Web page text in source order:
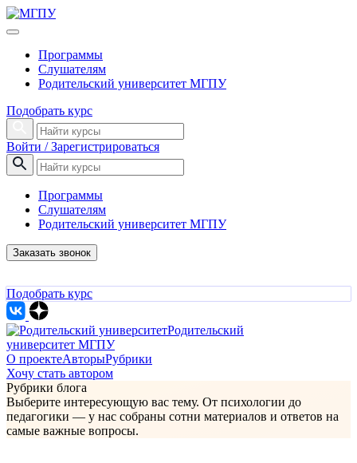
Программы
Слушателям
Родительский университет МГПУ
Подобрать курс
Войти / Зарегистрироваться
Программы
Слушателям
Родительский университет МГПУ
Заказать звонок
Подобрать курс
Родительский
университет МГПУ
О проектеАвторыРубрики
Хочу стать автором
Рубрики блога
Выберите интересующую вас тему. От психологии до
педагогики — у нас собраны сотни материалов и ответов на
самые важные вопросы.